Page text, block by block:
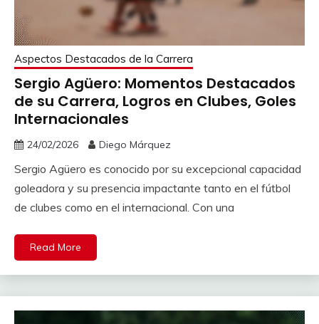
Aspectos Destacados de la Carrera
Sergio Agüero: Momentos Destacados
de su Carrera, Logros en Clubes, Goles
Internacionales
24/02/2026 Diego Márquez
Sergio Agüero es conocido por su excepcional capacidad
goleadora y su presencia impactante tanto en el fútbol
de clubes como en el internacional. Con una
Read More